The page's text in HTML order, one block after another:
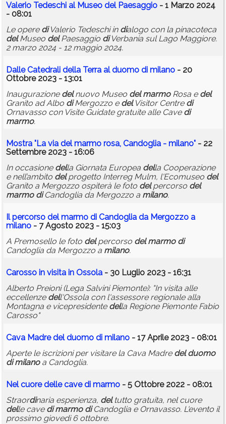
Valerio Tedeschi al Museo delPaesaggio - 1 Marzo 2024
- 08:01
Le opere diValerio Tedeschi in dialogo con la pinacoteca
delMuseo delPaesaggio diVerbania sul Lago Maggiore.
2 marzo 2024 - 12 maggio 2024.
Dalle Catedrali della Terra alduomo di milano - 20
Ottobre 2023 - 13:01
Inaugurazione delnuovo Museo del marmoRosa e del
Granito ad Albo diMergozzo e delVisitor Centre di
Ornavasso con Visite Guidate gratuite alle Cave di
marmo.
Mostra "La via del marmo rosa, Candoglia - milano" - 22
Settembre 2023 - 16:06
In occasione della Giornata Europea della Cooperazione
e nell’ambito delprogetto Interreg Mulm, l'Ecomuseo del
Granito a Mergozzo ospiterà le foto delpercorso del
marmo diCandoglia da Mergozzo a milano.
Il percorso del marmo di Candoglia da Mergozzo a
milano - 7 Agosto 2023 - 15:03
A Premosello le foto delpercorso del marmo di
Candoglia da Mergozzo a milano.
Carosso in visita in Ossola - 30 Luglio 2023 - 16:31
Alberto Preioni (Lega Salvini Piemonte): "In visita alle
eccellenze dell'Ossola con l'assessore regionale alla
Montagna e vicepresidente della Regione Piemonte Fabio
Carosso"
Cava Madredel duomo di milano - 17 Aprile 2023 - 08:01
Aperte le iscrizioni per visitare la Cava Madre del duomo
di milanoa Candoglia.
Nel cuoredelle cavedi marmo - 5 Ottobre 2022 - 08:01
Straordinaria esperienza, deltutto gratuita, nel cuore
delle cave di marmo diCandoglia e Ornavasso. L'evento il
prossimo giovedì 6 ottobre.